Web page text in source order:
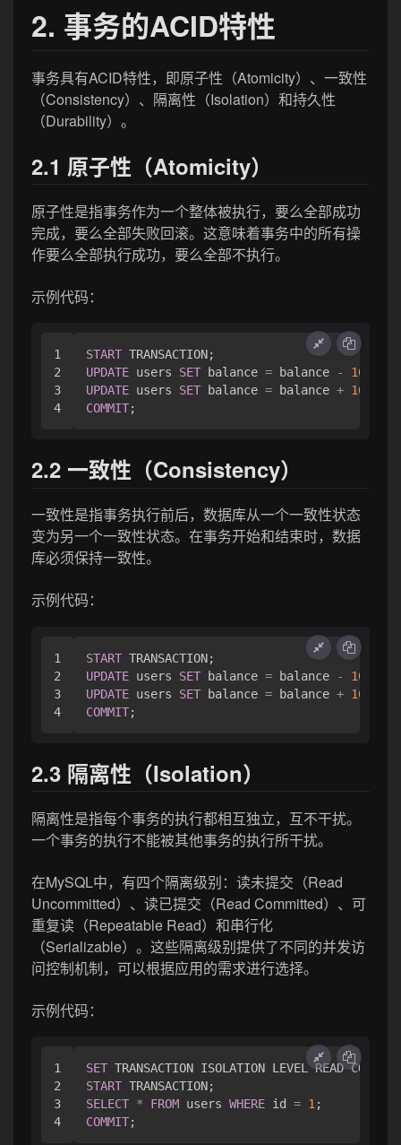
2. 事务的ACID特性
事务具有ACID特性，即原子性（Atomicity）、一致性
（Consistency）、隔离性（Isolation）和持久性
（Durability）。
2.1 原子性（Atomicity）
原子性是指事务作为一个整体被执行，要么全部成功
完成，要么全部失败回滚。这意味着事务中的所有操
作要么全部执行成功，要么全部不执行。
示例代码：
1
2
3
START
UPDATE users SET balance = balance - 100
UPDATE users SET balance = balance + 100
COMMIT
2.2 一致性（Consistency）
一致性是指事务执行前后，数据库从一个一致性状态
变为另一个一致性状态。在事务开始和结束时，数据
库必须保持一致性。
示例代码：
1
2
3
START
UPDATE users SET balance = balance - 100
UPDATE users SET balance = balance + 100
COMMIT
2.3 隔离性（Isolation）
隔离性是指每个事务的执行都相互独立，互不干扰。
一个事务的执行不能被其他事务的执行所干扰。
在MySQL中，有四个隔离级别：读未提交（Read
Uncommitted）、读已提交（Read Committed）、可
重复读（Repeatable Read）和串行化
（Serializable）。这些隔离级别提供了不同的并发访
问控制机制，可以根据应用的需求进行选择。
示例代码：
1
2
3
SET
START
SELECT * FROM users WHERE id = 1
COMMIT